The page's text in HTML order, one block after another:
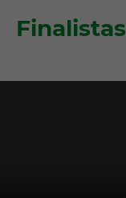
Finalistas